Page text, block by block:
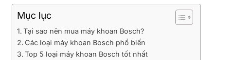
Mục lục
Tại sao nên mua máy khoan Bosch?
Các loại máy khoan Bosch phổ biến
Top 5 loại máy khoan Bosch tốt nhất